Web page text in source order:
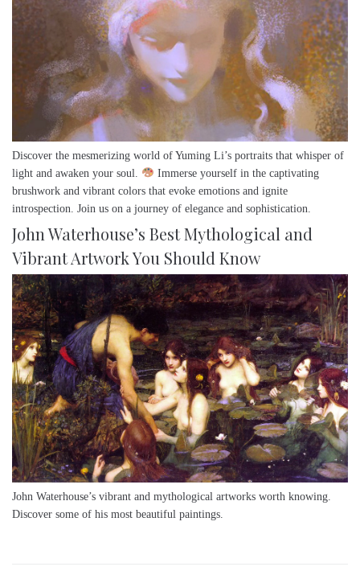
Discover the mesmerizing world of Yuming Li’s portraits that whisper of
light and awaken your soul.
Immerse yourself in the captivating
brushwork and vibrant colors that evoke emotions and ignite
introspection. Join us on a journey of elegance and sophistication.
John Waterhouse’s Best Mythological and
Vibrant Artwork You Should Know
John Waterhouse’s vibrant and mythological artworks worth knowing.
Discover some of his most beautiful paintings.